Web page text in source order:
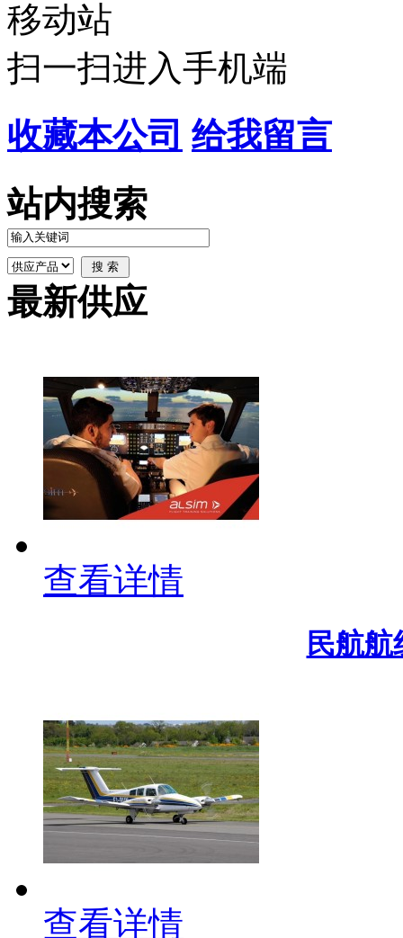
扫一扫进入手机端
收藏本公司 给我留言
站内搜索
最新供应
查看详情
民航航
查看详情